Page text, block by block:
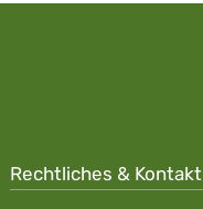
Rechtliches & Kontakt